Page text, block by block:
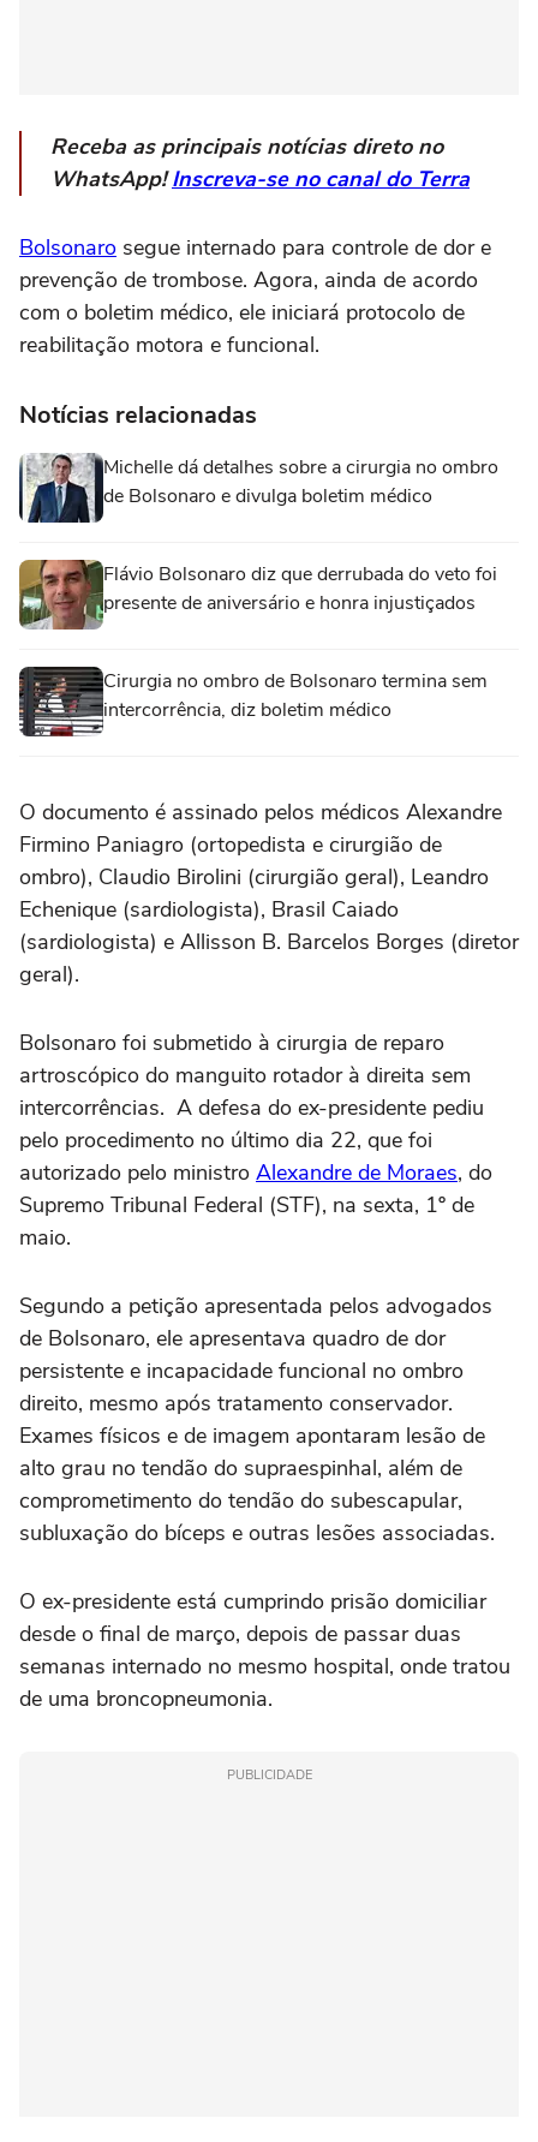
Receba as principais notícias direto no
WhatsApp!Inscreva-se no canal do Terra
Bolsonaro segue internado para controle de dor e
prevenção de trombose. Agora, ainda de acordo
com o boletim médico, ele iniciará protocolo de
reabilitação motora e funcional.
Notícias relacionadas
Michelle dá detalhes sobre a cirurgia no ombro
de Bolsonaro e divulga boletim médico
Flávio Bolsonaro diz que derrubada do veto foi
presente de aniversário e honra injustiçados
Cirurgia no ombro de Bolsonaro termina sem
intercorrência, diz boletim médico
O documento é assinado pelos médicos Alexandre
Firmino Paniagro (ortopedista e cirurgião de
ombro), Claudio Birolini (cirurgião geral), Leandro
Echenique (sardiologista), Brasil Caiado
(sardiologista) e Allisson B. Barcelos Borges (diretor
geral).
Bolsonaro foi submetido à cirurgia de reparo
artroscópico do manguito rotador à direita sem
intercorrências. A defesa do ex-presidente pediu
pelo procedimento no último dia 22, que foi
autorizado pelo ministro Alexandre de Moraes, do
Supremo Tribunal Federal (STF), na sexta, 1º de
maio.
Segundo a petição apresentada pelos advogados
de Bolsonaro, ele apresentava quadro de dor
persistente e incapacidade funcional no ombro
direito, mesmo após tratamento conservador.
Exames físicos e de imagem apontaram lesão de
alto grau no tendão do supraespinhal, além de
comprometimento do tendão do subescapular,
subluxação do bíceps e outras lesões associadas.
O ex-presidente está cumprindo prisão domiciliar
desde o final de março, depois de passar duas
semanas internado no mesmo hospital, onde tratou
de uma broncopneumonia.
PUBLICIDADE